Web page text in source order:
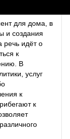
для дома, в
и создания
речь идёт о
к
В
услуг
к
к